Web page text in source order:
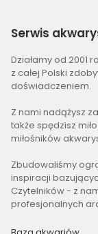
Serwis
Działamy od 2001
z całej Polski
doświadczeniem.
Z nami nadążysz
także spędzisz
miłośników
Zbudowaliśmy
inspiracji
Czytelników - z
profesjonalnych